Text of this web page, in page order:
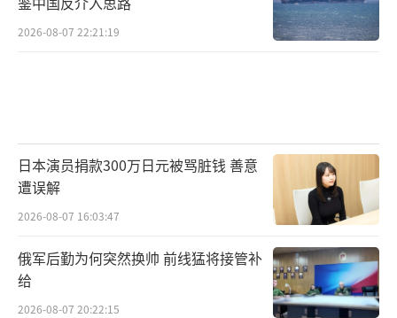
2026-08-07 22:21:19
日本演员捐款300万日元被骂脏钱 善意
遭误解
2026-08-07 16:03:47
俄军后勤为何突然换帅 前线猛将接管补
给
2026-08-07 20:22:15